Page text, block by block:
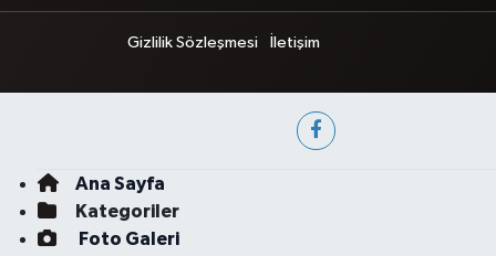
Gizlilik Sözleşmesi İletişim
Ana Sayfa
Kategoriler
Foto Galeri